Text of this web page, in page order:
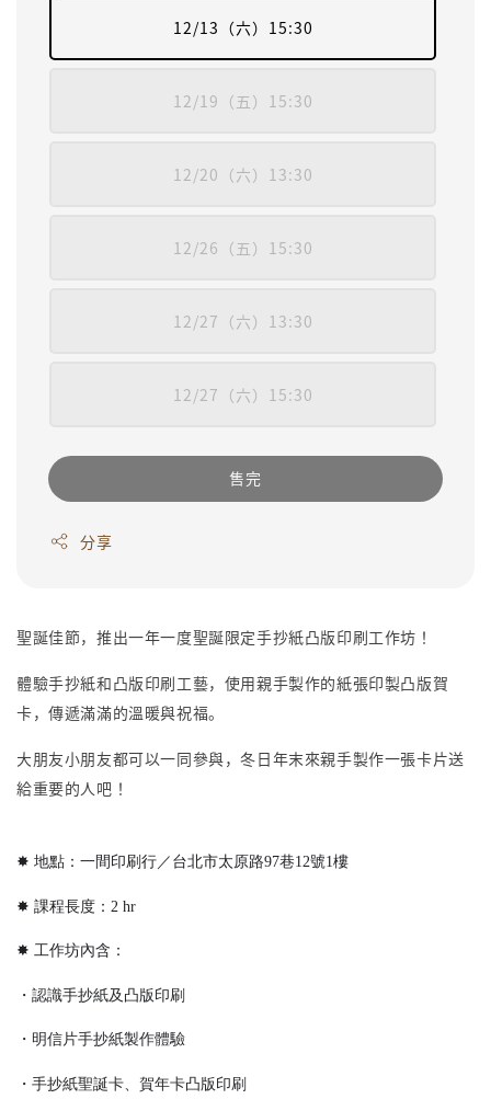
12/13（六）15:30
12/19（五）15:30
12/20（六）13:30
12/26（五）15:30
12/27（六）13:30
12/27（六）15:30
售完
分享
聖誕佳節，推出一年一度聖誕限定手抄紙凸版印刷工作坊！
體驗手抄紙和凸版印刷工藝，使用親手製作的紙張印製凸版賀
卡，傳遞滿滿的溫暖與祝福。
大朋友小朋友都可以一同參與，冬日年末來親手製作一張卡片送
給重要的人吧！
✸ 地點：一間印刷行／台北市太原路97巷12號1樓
✸ 課程長度：2 hr
✸ 工作坊內含：
・認識手抄紙及凸版印刷
・明信片手抄紙製作體驗
・手抄紙聖誕卡、賀年卡凸版印刷